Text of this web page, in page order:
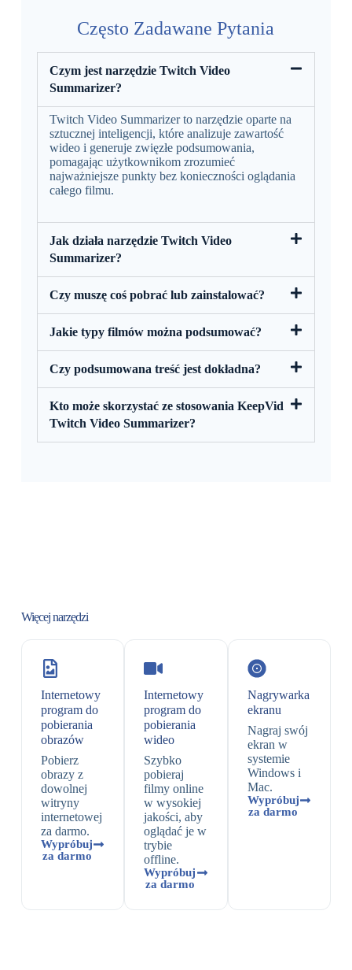
Często Zadawane Pytania
Czym jest narzędzie Twitch Video
Summarizer?
Twitch Video Summarizer to narzędzie oparte na
sztucznej inteligencji, które analizuje zawartość
wideo i generuje zwięzłe podsumowania,
pomagając użytkownikom zrozumieć
najważniejsze punkty bez konieczności oglądania
całego filmu.
Jak działa narzędzie Twitch Video
Summarizer?
Czy muszę coś pobrać lub zainstalować?
Jakie typy filmów można podsumować?
Czy podsumowana treść jest dokładna?
Kto może skorzystać ze stosowania KeepVid
Twitch Video Summarizer?
Więcej narzędzi
Internetowy
program do
pobierania
obrazów
Pobierz
obrazy z
dowolnej
witryny
internetowej
za darmo.
Wypróbuj
za darmo
Internetowy
program do
pobierania
wideo
Szybko
pobieraj
filmy online
w wysokiej
jakości, aby
oglądać je w
trybie
offline.
Wypróbuj
za darmo
Nagrywarka
ekranu
Nagraj swój
ekran w
systemie
Windows i
Mac.
Wypróbuj
za darmo